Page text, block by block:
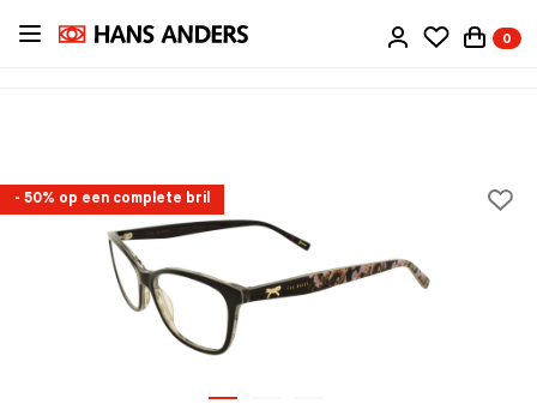
Ga
0
- 50% op een complete bril